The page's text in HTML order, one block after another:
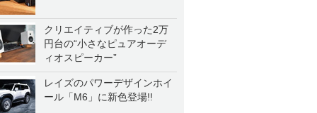
クリエイティブが作った2万
円台の“小さなピュアオーデ
ィオスピーカー”
レイズのパワーデザインホイ
ール「M6」に新色登場!!